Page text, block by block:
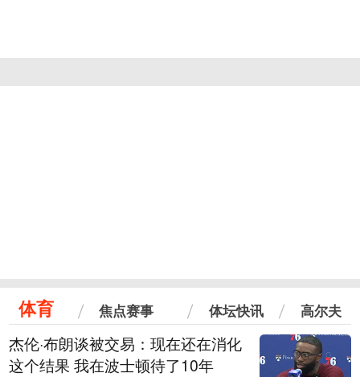
体育 焦点赛事 体坛快讯 高尔夫
杰伦·布朗谈被交易：现在还在消化
这个结果 我在波士顿待了10年